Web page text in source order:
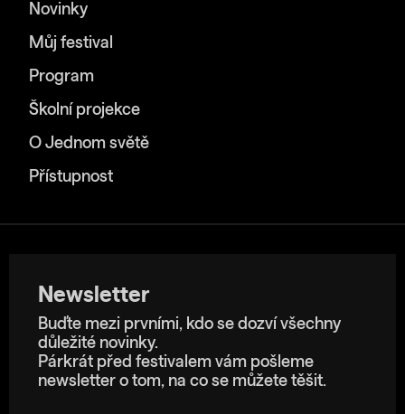
Novinky
Můj festival
Program
Školní projekce
O Jednom světě
Přístupnost
Newsletter
Buďte mezi prvními, kdo se dozví všechny
důležité novinky.
Párkrát před festivalem vám pošleme
newsletter o tom, na co se můžete těšit.